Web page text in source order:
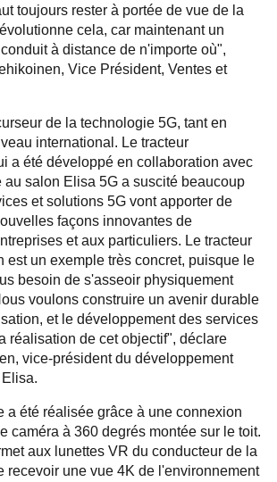
toujours rester à portée de vue de la
cela, car maintenant un
à distance de n'importe où",
Vice Président, Ventes et
de la technologie 5G, tant en
international. Le tracteur
a été développé en collaboration avec
au salon Elisa 5G a suscité beaucoup
et solutions 5G vont apporter de
façons innovantes de
et aux particuliers. Le tracteur
est un exemple très concret, puisque le
besoin de s'asseoir physiquement
voulons construire un avenir durable
et le développement des services
réalisation de cet objectif", déclare
vice-président du développement
a été réalisée grâce à une connexion
caméra à 360 degrés montée sur le toit.
aux lunettes VR du conducteur de la
recevoir une vue 4K de l'environnement